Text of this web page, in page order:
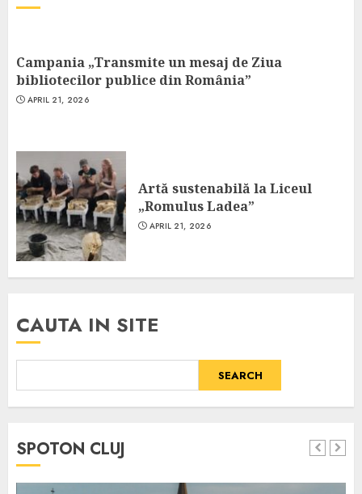
Campania „Transmite un mesaj de Ziua
bibliotecilor publice din România”
APRIL 21, 2026
Artă sustenabilă la Liceul
„Romulus Ladea”
APRIL 21, 2026
CAUTA IN SITE
SEARCH
SPOTON CLUJ